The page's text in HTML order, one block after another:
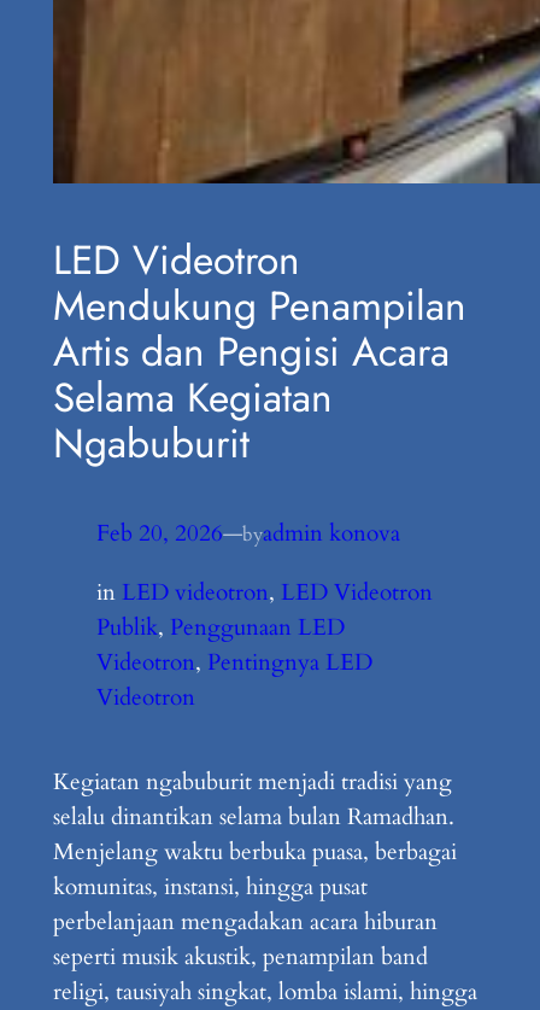
LED Videotron
Mendukung Penampilan
Artis dan Pengisi Acara
Selama Kegiatan
Ngabuburit
Feb 20, 2026—byadmin konova
in LED videotron, LED Videotron
Publik, Penggunaan LED
Videotron, Pentingnya LED
Videotron
Kegiatan ngabuburit menjadi tradisi yang
selalu dinantikan selama bulan Ramadhan.
Menjelang waktu berbuka puasa, berbagai
komunitas, instansi, hingga pusat
perbelanjaan mengadakan acara hiburan
seperti musik akustik, penampilan band
religi, tausiyah singkat, lomba islami, hingga